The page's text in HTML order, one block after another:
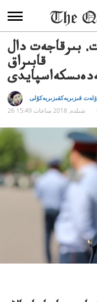
بىرقاجەت دال
قابىراق
قىزىربەكقىزىربەكۇلى
26 شىلدە, 2018 ساعات 15:49